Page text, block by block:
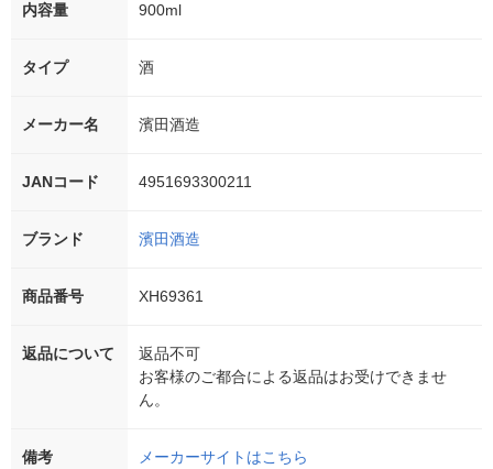
内容量 900ml
タイプ 酒
メーカー名 濱田酒造
JANコード 4951693300211
ブランド 濱田酒造
商品番号 XH69361
返品について
返品不可
お客様のご都合による返品はお受けできませ
ん。
備考 メーカーサイトはこちら